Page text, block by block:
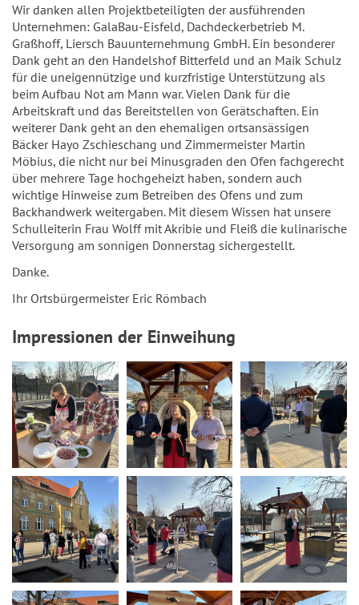
Wir danken allen Projektbeteiligten der ausführenden
Unternehmen: GalaBau-Eisfeld, Dachdeckerbetrieb M.
Graßhoff, Liersch Bauunternehmung GmbH. Ein besonderer
Dank geht an den Handelshof Bitterfeld und an Maik Schulz
für die uneigennützige und kurzfristige Unterstützung als
beim Aufbau Not am Mann war. Vielen Dank für die
Arbeitskraft und das Bereitstellen von Gerätschaften. Ein
weiterer Dank geht an den ehemaligen ortsansässigen
Bäcker Hayo Zschieschang und Zimmermeister Martin
Möbius, die nicht nur bei Minusgraden den Ofen fachgerecht
über mehrere Tage hochgeheizt haben, sondern auch
wichtige Hinweise zum Betreiben des Ofens und zum
Backhandwerk weitergaben. Mit diesem Wissen hat unsere
Schulleiterin Frau Wolff mit Akribie und Fleiß die kulinarische
Versorgung am sonnigen Donnerstag sichergestellt.
Danke.
Ihr Ortsbürgermeister Eric Römbach
Impressionen der Einweihung